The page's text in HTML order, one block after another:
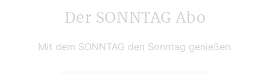
Der SONNTAG Abo
Mit dem SONNTAG den Sonntag genießen.